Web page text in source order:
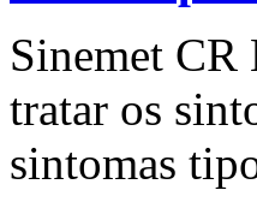
Sinemet CR
tratar os
sintomas